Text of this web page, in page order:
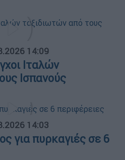
14:09
Ιταλών
Ισπανούς
14:03
για πυρκαγιές σε 6